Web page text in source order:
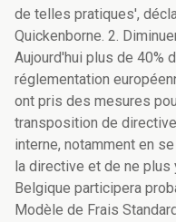
de telles pratiques',
Quickenborne. 2.
Aujourd'hui plus de 40%
réglementation
ont pris des mesures
transposition de
interne, notamment en
la directive et de ne
Belgique participera
Modèle de Frais